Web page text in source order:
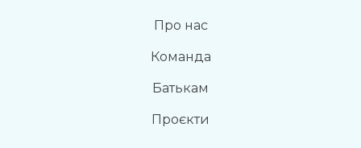
Про нас
Команда
Батькам
Проєкти